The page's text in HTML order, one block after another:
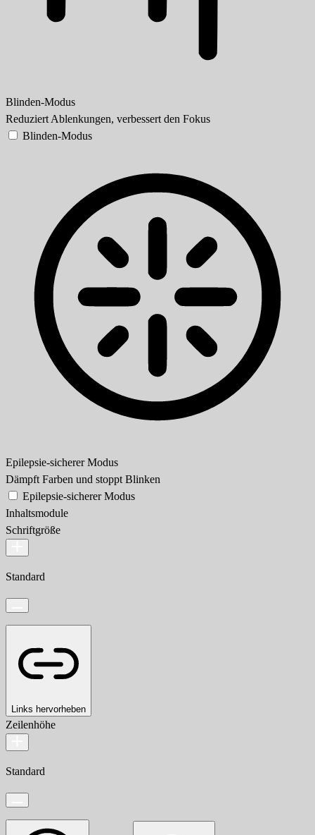
Blinden-Modus
Reduziert Ablenkungen, verbessert den Fokus
Blinden-Modus
Epilepsie-sicherer Modus
Dämpft Farben und stoppt Blinken
Epilepsie-sicherer Modus
Inhaltsmodule
Schriftgröße
Standard
Links hervorheben
Zeilenhöhe
Standard